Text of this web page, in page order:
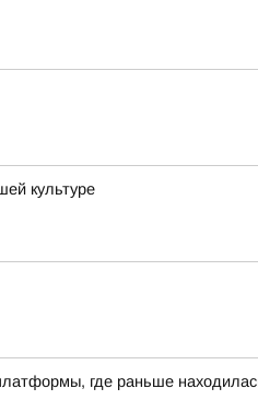
культуре
где раньше